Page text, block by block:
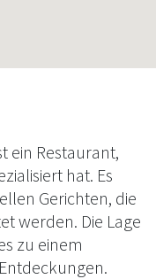
ein Restaurant,
hat. Es
Gerichten, die
werden. Die Lage
zu einem